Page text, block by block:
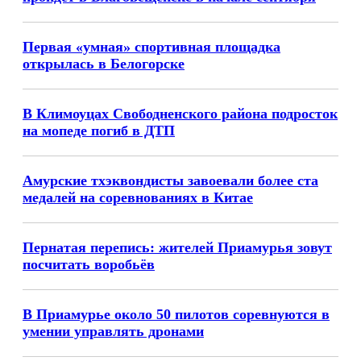
Первая «умная» спортивная площадка
открылась в Белогорске
В Климоуцах Свободненского района подросток
на мопеде погиб в ДТП
Амурские тхэквондисты завоевали более ста
медалей на соревнованиях в Китае
Пернатая перепись: жителей Приамурья зовут
посчитать воробьёв
В Приамурье около 50 пилотов соревнуются в
умении управлять дронами